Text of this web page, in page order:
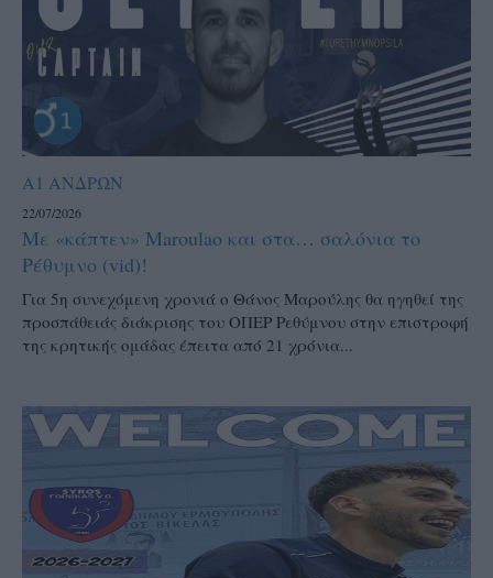
Α1 ΑΝΔΡΩΝ
22/07/2026
Με «κάπτεν» Maroulao και στα… σαλόνια το
Ρέθυμνο (vid)!
Για 5η συνεχόμενη χρονιά ο Θάνος Μαρούλης θα ηγηθεί της
προσπάθειάς διάκρισης του ΟΠΕΡ Ρεθύμνου στην επιστροφή
της κρητικής ομάδας έπειτα από 21 χρόνια...